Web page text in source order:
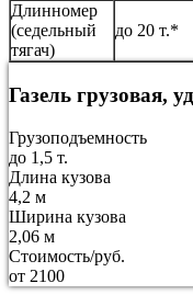
Длинномер
(седельный
тягач)
до 20 т.*
Газель грузовая,
Грузоподъемность
до 1,5 т.
Длина кузова
4,2 м
Ширина кузова
2,06 м
Стоимость/руб.
от 2100